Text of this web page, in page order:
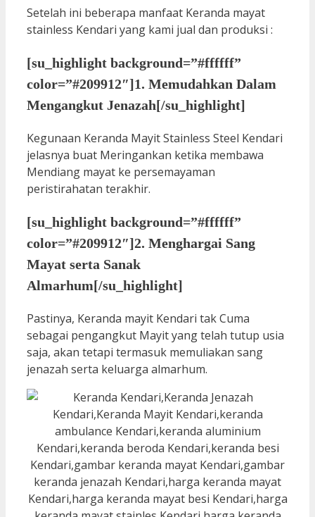
Setelah ini beberapa manfaat Keranda mayat
stainless Kendari yang kami jual dan produksi :
[su_highlight background=”#ffffff”
color=”#209912″]1. Memudahkan Dalam
Mengangkut Jenazah[/su_highlight]
Kegunaan Keranda Mayit Stainless Steel Kendari
jelasnya buat Meringankan ketika membawa
Mendiang mayat ke persemayaman
peristirahatan terakhir.
[su_highlight background=”#ffffff”
color=”#209912″]2. Menghargai Sang
Mayat serta Sanak
Almarhum[/su_highlight]
Pastinya, Keranda mayit Kendari tak Cuma
sebagai pengangkut Mayit yang telah tutup usia
saja, akan tetapi termasuk memuliakan sang
jenazah serta keluarga almarhum.